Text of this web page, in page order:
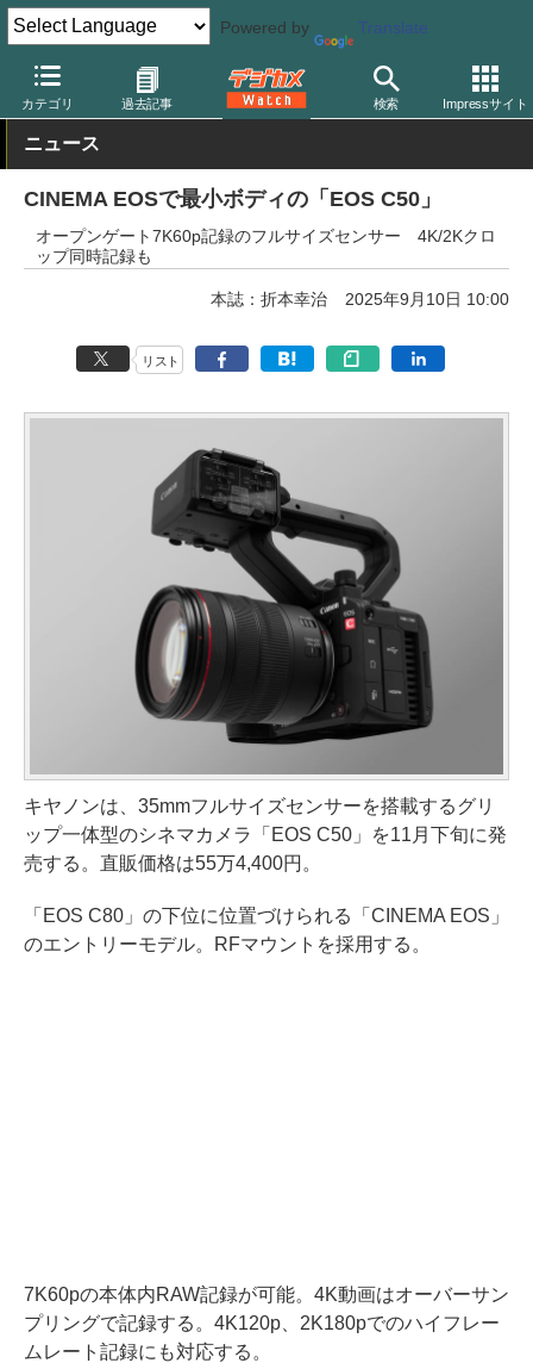
Powered by Translate
カテゴリ 過去記事 検索 Impressサイト
デジカメ Watch カメラ ミラーレスカメラ キヤノン
ニュース
CINEMA EOSで最小ボディの「EOS C50」
オープンゲート7K60p記録のフルサイズセンサー 4K/2Kクロ
ップ同時記録も
本誌：折本幸治 2025年9月10日 10:00
リスト
キヤノンは、35mmフルサイズセンサーを搭載するグリ
ップ一体型のシネマカメラ「EOS C50」を11月下旬に発
売する。直販価格は55万4,400円。
「EOS C80」の下位に位置づけられる「CINEMA EOS」
のエントリーモデル。RFマウントを採用する。
7K60pの本体内RAW記録が可能。4K動画はオーバーサン
プリングで記録する。4K120p、2K180pでのハイフレー
ムレート記録にも対応する。